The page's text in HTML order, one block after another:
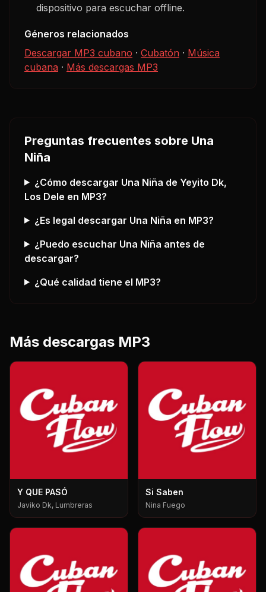
dispositivo para escuchar offline.
Géneros relacionados
Descargar MP3 cubano · Cubatón · Música
cubana · Más descargas MP3
Preguntas frecuentes sobre Una
Niña
¿Cómo descargar Una Niña de Yeyito Dk,
Los Dele en MP3?
¿Es legal descargar Una Niña en MP3?
¿Puedo escuchar Una Niña antes de
descargar?
¿Qué calidad tiene el MP3?
Más descargas MP3
Y QUE PASÓ
Javiko Dk, Lumbreras
Si Saben
Nina Fuego